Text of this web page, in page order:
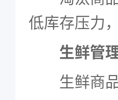
低库存压力
生鲜管
生鲜商品